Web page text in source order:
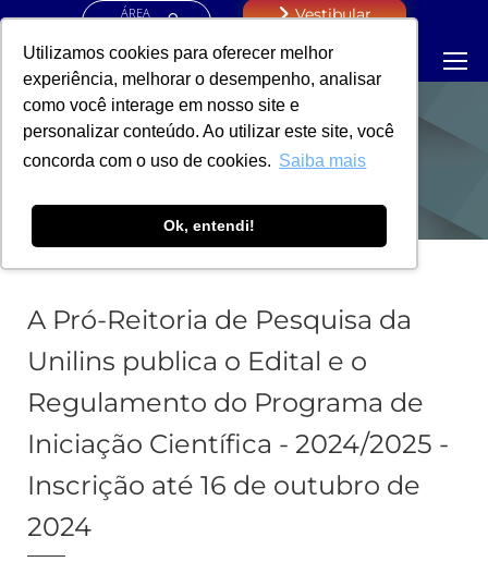
Utilizamos cookies para oferecer melhor
experiência, melhorar o desempenho, analisar
como você interage em nosso site e
personalizar conteúdo. Ao utilizar este site, você
concorda com o uso de cookies. Saiba mais
Ok, entendi!
ÁREA
Vestibular
PIC 2024/2025
A Pró-Reitoria de Pesquisa da
Unilins publica o Edital e o
Regulamento do Programa de
Iniciação Científica - 2024/2025 -
Inscrição até 16 de outubro de
2024